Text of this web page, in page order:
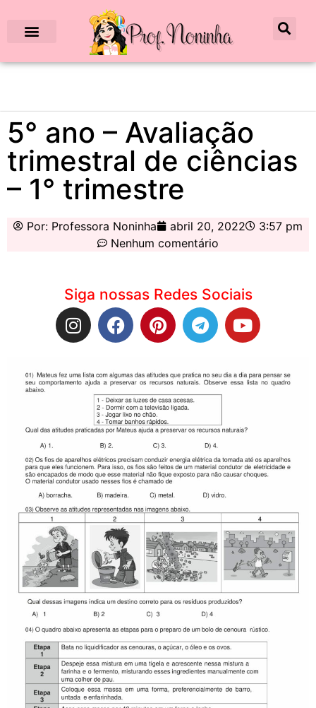
5° ano – Avaliação
trimestral de ciências
– 1° trimestre
Por: Professora Noninha abril 20, 2022
3:57 pm
Nenhum comentário
Siga nossas Redes Sociais